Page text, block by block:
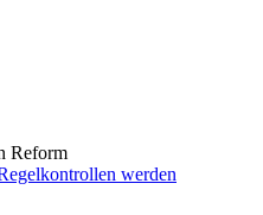
Reform
werden